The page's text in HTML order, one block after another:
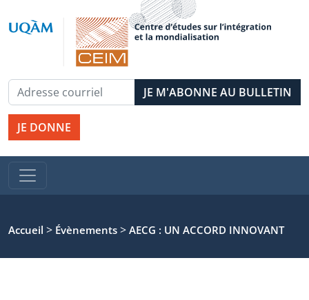
JE DONNE
Accueil > Évènements > AECG : UN ACCORD INNOVANT